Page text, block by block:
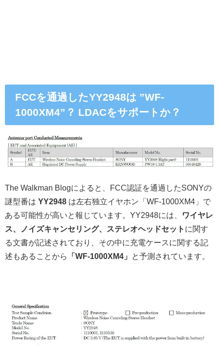
FCCを通過したYY2948は ”WF-
1000XM4”？ LDACをサポートか？
The Walkman Blogによると、FCC認証を通過したSONYの
謎型番は YY2948 は左右独立イヤホン「WF-1000XM4」で
ある可能性が高いと報じています。YY2948には、
ワイヤレ
ス、ノイズキャンセリング、ステレオヘッドセット に関す
る文書が記述されており、その中に充電ケースに関する記
述もあることから
「WF-1000XM4」 と予測されています。